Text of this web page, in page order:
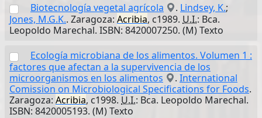
Biotecnología vegetal agrícola
. Lindsey, K.;
Jones, M.G.K.. Zaragoza: Acribia, c1989. U.I.: Bca.
Leopoldo Marechal. ISBN: 8420007250. (M) Texto
Ecología microbiana de los alimentos. Volumen 1 :
factores que afectan a la supervivencia de los
microorganismos en los alimentos
. International
Comission on Microbiological Specifications for Foods.
Zaragoza: Acribia, c1998. U.I.: Bca. Leopoldo Marechal.
ISBN: 8420005193. (M) Texto